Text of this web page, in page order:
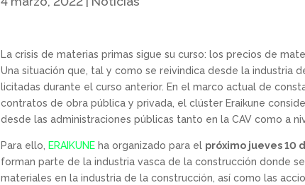
La crisis de materias primas sigue su curso: los precios de
Una situación que, tal y como se reivindica desde la industria
licitadas durante el curso anterior. En el marco actual de
contratos de obra pública y privada, el clúster Eraikune
desde las administraciones públicas tanto en la CAV como a
Para ello, ERAIKUNE ha organizado para el próximo jueves 10
forman parte de la industria vasca de la construcción donde
materiales en la industria de la construcción, así como las